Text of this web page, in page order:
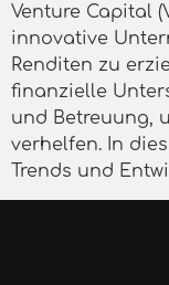
Venture Capital
innovative
Renditen zu
finanzielle
und Betreuung,
verhelfen. In
Trends und